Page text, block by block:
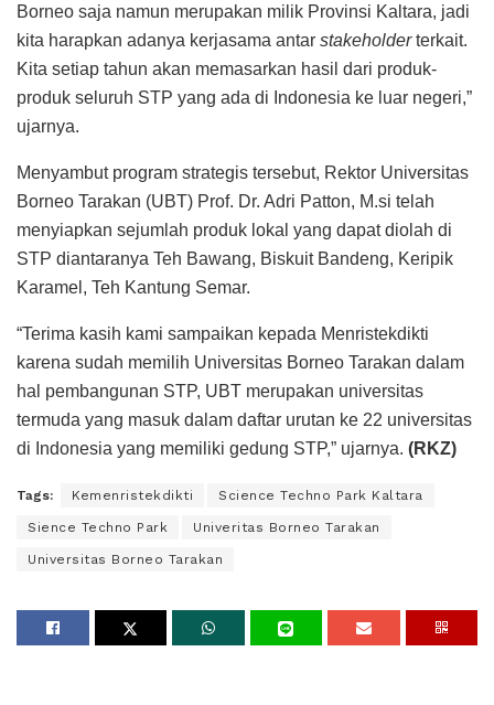
Borneo saja namun merupakan milik Provinsi Kaltara, jadi
kita harapkan adanya kerjasama antar stakeholderterkait.
Kita setiap tahun akan memasarkan hasil dari produk-
produk seluruh STP yang ada di Indonesia ke luar negeri,”
ujarnya.
Menyambut program strategis tersebut, Rektor Universitas
Borneo Tarakan (UBT) Prof. Dr. Adri Patton, M.si telah
menyiapkan sejumlah produk lokal yang dapat diolah di
STP diantaranya Teh Bawang, Biskuit Bandeng, Keripik
Karamel, Teh Kantung Semar.
“Terima kasih kami sampaikan kepada Menristekdikti
karena sudah memilih Universitas Borneo Tarakan dalam
hal pembangunan STP, UBT merupakan universitas
termuda yang masuk dalam daftar urutan ke 22 universitas
di Indonesia yang memiliki gedung STP,” ujarnya. (RKZ)
Tags: Kemenristekdikti Science Techno Park Kaltara
Sience Techno Park Univeritas Borneo Tarakan
Universitas Borneo Tarakan